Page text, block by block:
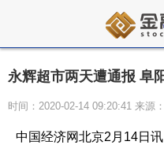
永辉超市两天遭通报 阜
时间：2020-02-14 09:20:41 来源
中国经济网北京2月14日